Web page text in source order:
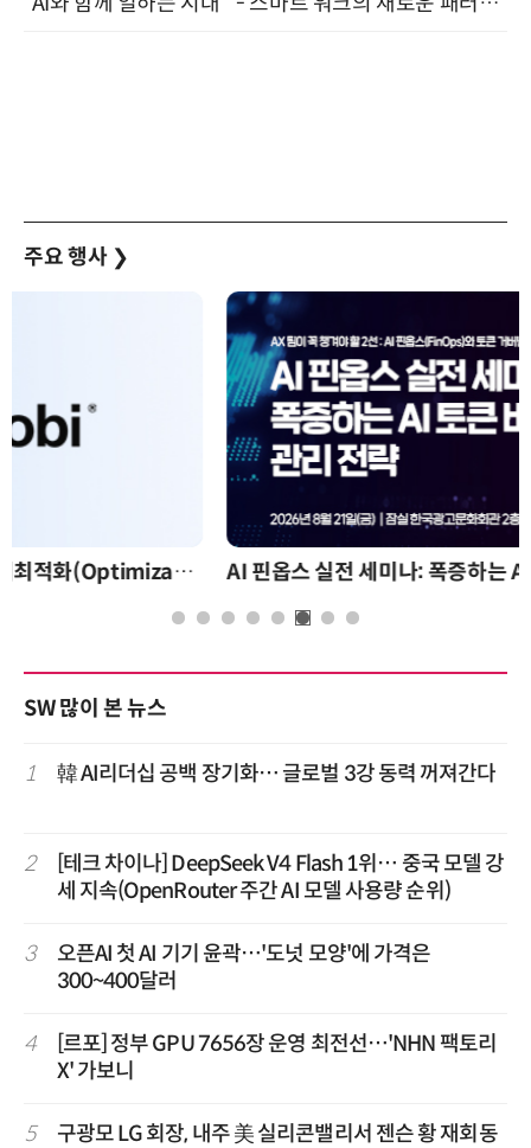
주요 행사 ❯
AI 핀옵스 실전 세미나: 폭증하는 AI 토큰 비용 관리 전략
SW 많이 본 뉴스
1 韓 AI리더십 공백 장기화… 글로벌 3강 동력 꺼져간다
2
[테크 차이나] DeepSeek V4 Flash 1위… 중국 모델 강
세 지속(OpenRouter 주간 AI 모델 사용량 순위)
3
오픈AI 첫 AI 기기 윤곽…'도넛 모양'에 가격은
300~400달러
4
[르포] 정부 GPU 7656장 운영 최전선…'NHN 팩토리
X' 가보니
5 구광모 LG 회장, 내주 美 실리콘밸리서 젠슨 황 재회동